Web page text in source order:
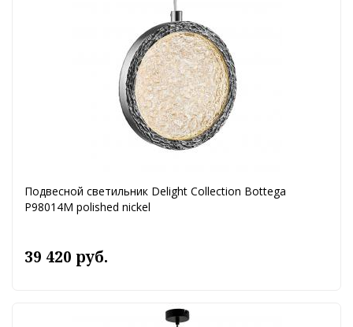
Подвесной светильник Delight Collection Bottega
P98014M polished nickel
39 420 руб.